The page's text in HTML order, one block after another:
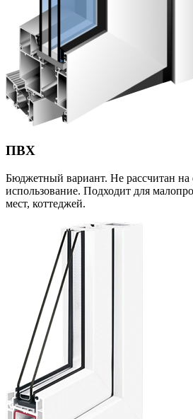
ПВХ
Бюджетный вариант. Не рассчитан на
использование. Подходит для
мест, коттеджей.